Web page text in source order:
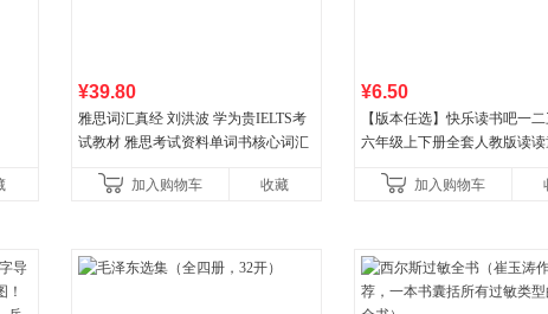
¥39.80
雅思词汇真经 刘洪波 学为贵IELTS考
试教材 雅思考试资料单词书核心词汇
加入购物车
收藏
¥6.50
【版本任选】快乐读书吧一
六年级上下册全套人教版读读
古代寓言安徒生童话学生阅
加入购物车